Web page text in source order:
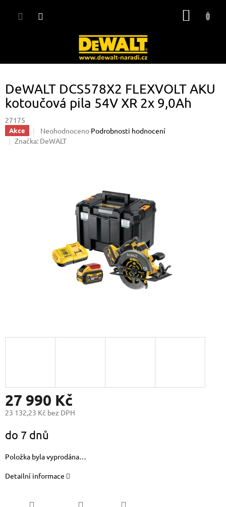
DeWALT DCS578X2 FLEXVOLT AKU
kotoučová pila 54V XR 2x 9,0Ah
27175
Akce
Průměrné
hodnocení
Neohodnoceno Podrobnosti hodnocení
Značka: DeWALT
27 990 Kč
23 132,23 Kč bez DPH
cena:
do 7 dnů
Položka byla vyprodána…
Detailní informace